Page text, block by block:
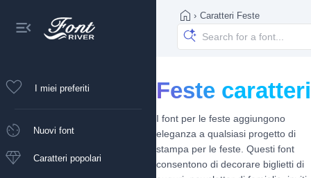
I miei preferiti
Nuovi font
Caratteri popolari
› Caratteri Feste
Feste caratteri
I font per le feste aggiungono
eleganza a qualsiasi progetto di
stampa per le feste. Questi font
consentono di decorare biglietti di